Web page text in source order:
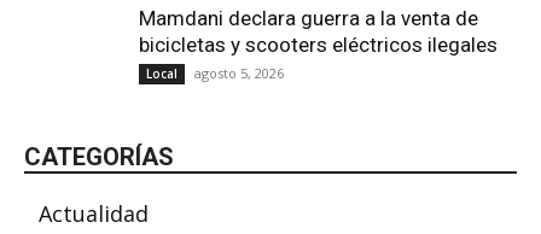
Mamdani declara guerra a la venta de
bicicletas y scooters eléctricos ilegales
Local agosto 5, 2026
CATEGORÍAS
Actualidad